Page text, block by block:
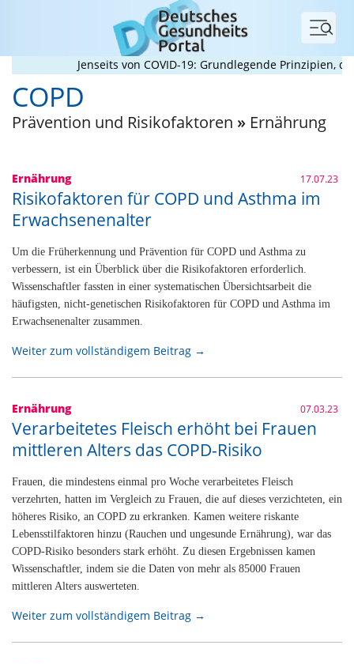
Menü
Jenseits von COVID-19: Grundlegende Prinzipien, die
COPD
Prävention und Risikofaktoren » Ernährung
Ernährung 17.07.23
Risikofaktoren für COPD und Asthma im
Erwachsenenalter
Um die Früherkennung und Prävention für COPD und Asthma zu
verbessern, ist ein Überblick über die Risikofaktoren erforderlich.
Wissenschaftler fassten in einer systematischen Übersichtsarbeit die
häufigsten, nicht-genetischen Risikofaktoren für COPD und Asthma im
Erwachsenenalter zusammen.
Weiter zum vollständigem Beitrag →
Ernährung 07.03.23
Verarbeitetes Fleisch erhöht bei Frauen
mittleren Alters das COPD-Risiko
Frauen, die mindestens einmal pro Woche verarbeitetes Fleisch
verzehrten, hatten im Vergleich zu Frauen, die auf dieses verzichteten, ein
höheres Risiko, an COPD zu erkranken. Kamen weitere riskante
Lebensstilfaktoren hinzu (Rauchen und ungesunde Ernährung), war das
COPD-Risiko besonders stark erhöht. Zu diesen Ergebnissen kamen
Wissenschaftler, indem sie die Daten von mehr als 85000 Frauen
mittleren Alters auswerteten.
Weiter zum vollständigem Beitrag →